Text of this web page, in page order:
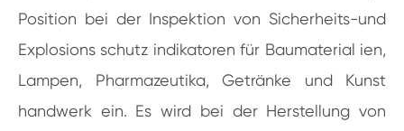
Position bei der Inspektion von Sicherheits-und
Explosions schutz indikatoren für Baumaterial ien,
Lampen, Pharmazeutika, Getränke und Kunst
handwerk ein. Es wird bei der Herstellung von